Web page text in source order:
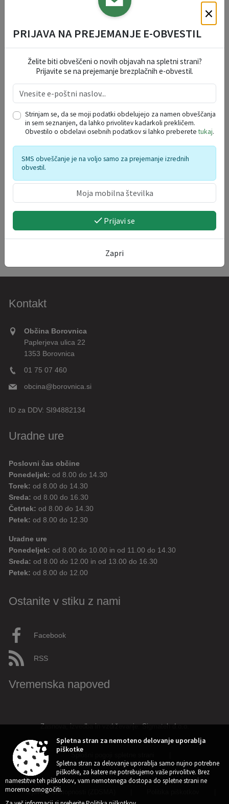
DOGODKI V REGIJI
avgust 2026
po
to sr če pe so ne
27 29 30 31
3
4 5
17
18 19 20 21 22
23
24
25 26 27 28 29
30
Kontakt
Občina Borovnica
Paplerjeva ulica 22
1353 Borovnica
01 75 07 460
obcina@borovnica.si
ID za DDV: SI94882134
Uradne ure
Poslovni čas občine
Ponedeljek: od 8.00 do 14.30
Torek: od 8.00 do 14.30
Sreda: od 8.00 do 16.30
Četrtek: od 8.00 do 14.30
Petek: od 8.00 do 12.30
Uradne ure
Ponedeljek: od 8.00 do 10.00 in od 11.00 do 14.30
Sreda: od 8.00 do 12.00 in od 13.00 do 16.30
Petek: od 8.00 do 12.00
Ostanite v stiku z nami
Facebook
RSS
Vremenska napoved
Zasnova, izvedba in vzdrževanje: Sigmateh d.o.o.
Center za varstvo osebnih podatkov |
Izjava o dostopnosti (ZDSMA)
Spletna stran za nemoteno delovanje uporablja
piškotke
Spletna stran za delovanje uporablja samo nujno potrebne
piškotke, za katere ne potrebujemo vaše privolitve. Brez
namestitve teh piškotkov, vam nemotenega dostopa do spletne strani ne
moremo omogočiti.
×
PRIJAVA NA PREJEMANJE E-OBVESTIL
Želite biti obveščeni o novih objavah na spletni strani?
Prijavite se na prejemanje brezplačnih e-obvestil.
Strinjam se, da se moji podatki obdelujejo za namen obveščanja
in sem seznanjen, da lahko privolitev kadarkoli prekličem.
Obvestilo o obdelavi osebnih podatkov si lahko preberetetukaj.
SMS obveščanje je na voljo samo za prejemanje izrednih
obvestil.
Prijavi se
Zapri